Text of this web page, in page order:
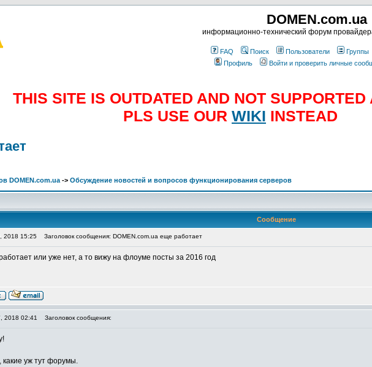
DOMEN.com.ua
информационно-технический форум
FAQ Поиск Пользователи Группы
Профиль
Войти и проверить личные
THIS SITE IS OUTDATED AND NOT SUPPORTED
PLS USE OUR WIKI INSTEAD
DOMEN.com.ua -> Обсуждение новостей и вопросов функционирования серверов
Сообщение
2018 15:25 Заголовок сообщения: DOMEN.com.ua еще работает
или уже нет, а то вижу на флоуме посты за 2016 год
2018 02:41 Заголовок сообщения:
какие уж тут форумы.